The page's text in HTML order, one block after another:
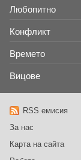
Любопитно
Конфликт
Времето
Вицове
RSS емисия
За нас
Карта на сайта